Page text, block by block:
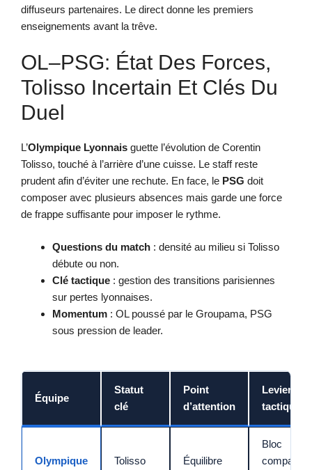
diffuseurs partenaires. Le direct donne les premiers
enseignements avant la trêve.
OL–PSG: État Des Forces,
Tolisso Incertain Et Clés Du
Duel
L’Olympique Lyonnais guette l’évolution de Corentin
Tolisso, touché à l’arrière d’une cuisse. Le staff reste
prudent afin d’éviter une rechute. En face, le PSG doit
composer avec plusieurs absences mais garde une force
de frappe suffisante pour imposer le rythme.
Questions du match : densité au milieu si Tolisso
débute ou non.
Clé tactique : gestion des transitions parisiennes
sur pertes lyonnaises.
Momentum : OL poussé par le Groupama, PSG
sous pression de leader.
Équipe
Statut
clé
Point
d’attention
Levier
tactique
Olympique
Tolisso
Équilibre
Bloc
compact